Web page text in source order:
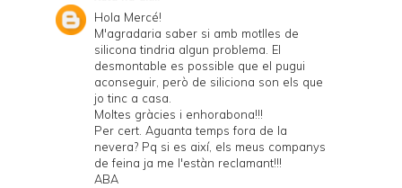
Hola Mercé!
M'agradaria saber si amb motlles de
silicona tindria algun problema. El
desmontable es possible que el pugui
aconseguir, però de siliciona son els que
jo tinc a casa.
Moltes gràcies i enhorabona!!!
Per cert. Aguanta temps fora de la
nevera? Pq si es així, els meus companys
de feina ja me l'estàn reclamant!!!
ABA